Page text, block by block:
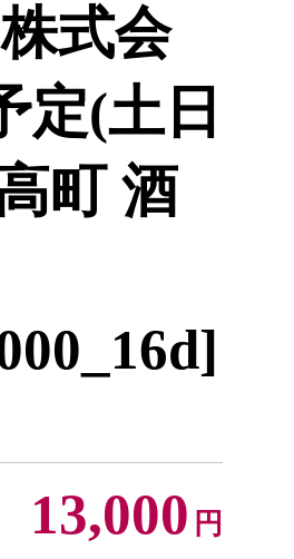
式会
定(土日
町 酒
13,000 円